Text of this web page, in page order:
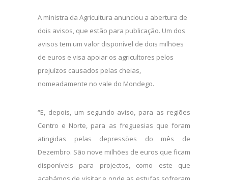
A ministra da Agricultura anunciou a abertura de
dois avisos, que estão para publicação. Um dos
avisos tem um valor disponível de dois milhões
de euros e visa apoiar os agricultores pelos
prejuízos causados pelas cheias,
nomeadamente no vale do Mondego.
“E, depois, um segundo aviso, para as regiões
Centro e Norte, para as freguesias que foram
atingidas pelas depressões do mês de
Dezembro. São nove milhões de euros que ficam
disponíveis para projectos, como este que